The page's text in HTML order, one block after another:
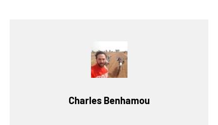
Charles Benhamou